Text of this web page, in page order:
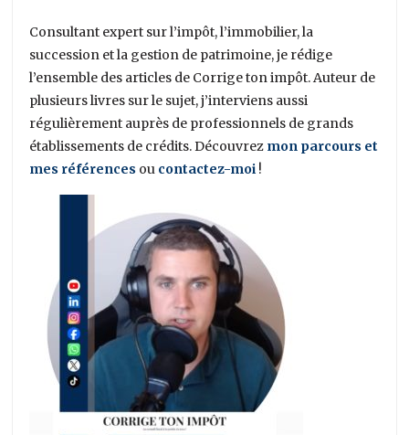
Consultant expert sur l’impôt, l’immobilier, la
succession et la gestion de patrimoine, je rédige
l’ensemble des articles de Corrige ton impôt. Auteur de
plusieurs livres sur le sujet, j’interviens aussi
régulièrement auprès de professionnels de grands
établissements de crédits. Découvrez mon parcours et
mes références ou contactez-moi !